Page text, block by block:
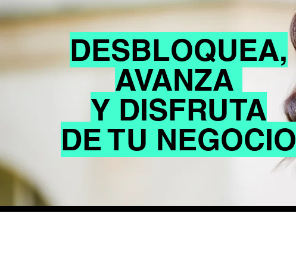
DESBLOQUEA,
AVANZA
Y DISFRUTA
DE TU NEGOCIO